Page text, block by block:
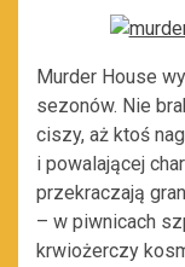
Murder House
sezonów. Nie
ciszy, aż ktoś
i powalającej
przekraczają
– w piwnicach
krwiożerczy